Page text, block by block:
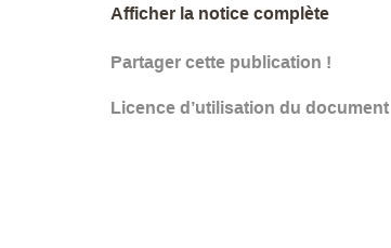
Afficher la notice complète
Partager cette publication !
Licence d’utilisation du document